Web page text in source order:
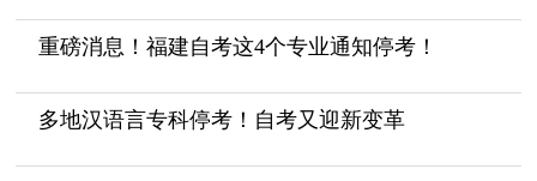
重磅消息！福建自考这4个专业通知停考！
多地汉语言专科停考！自考又迎新变革